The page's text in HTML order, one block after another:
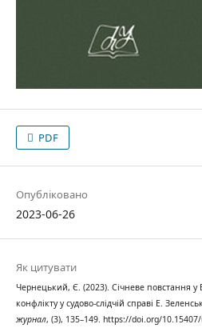
PDF
Опубліковано
2023-06-26
Як цитувати
Чернецький, Є. (2023). Січневе повстання у
конфлікту у судово-слідчій справі Е.
журнал, (3), 135–149. https://doi.org/